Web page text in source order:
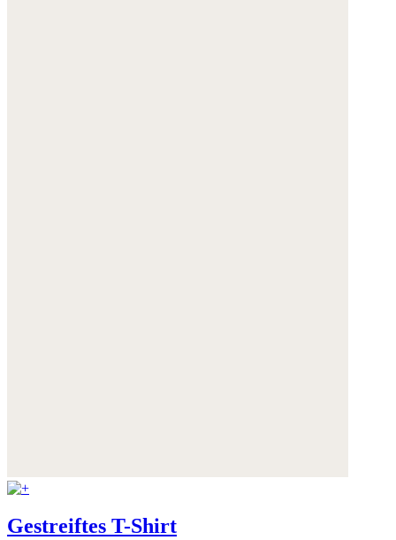
Gestreiftes T-Shirt